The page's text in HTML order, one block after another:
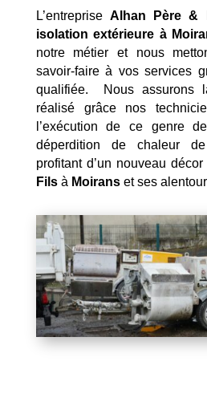
L’entreprise Alhan Père &
isolation extérieure à
notre métier et nous
savoir-faire à vos services
qualifiée. Nous assurons
réalisé grâce nos
l’exécution de ce genre
déperdition de chaleur
profitant d’un nouveau
Filsà Moirans et ses